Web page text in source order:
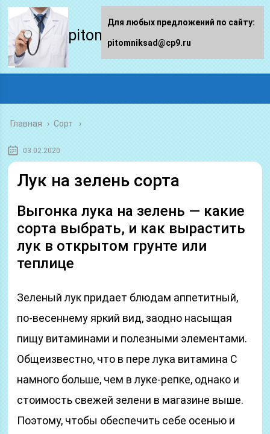
pitomniksad.ru
Главная › Сорт
03.02.2020
Лук на зелень сорта
Выгонка лука на зелень — какие
сорта выбрать, и как вырастить
лук в открытом грунте или
теплице
Зеленый лук придает блюдам аппетитный,
по-весеннему яркий вид, заодно насыщая
пищу витаминами и полезными элементами.
Общеизвестно, что в пере лука витамина С
намного больше, чем в луке-репке, однако и
стоимость свежей зелени в магазине выше.
Поэтому, чтобы обеспечить себе осенью и
Для любых предложений по сайту:
pitomniksad@cp9.ru